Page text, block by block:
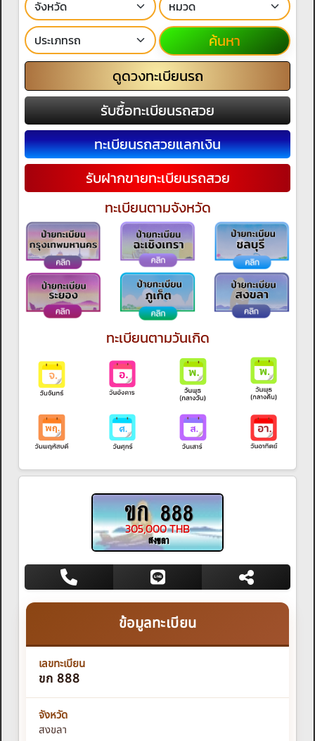
ค้นหา
ดูดวงทะเบียนรถ
รับซื้อทะเบียนรถสวย
ทะเบียนรถสวยแลกเงิน
รับฝากขายทะเบียนรถสวย
ทะเบียนตามจังหวัด
ทะเบียนตามวันเกิด
ขก 888
305,000 THB
สงขลา
ข้อมูลทะเบียน
เลขทะเบียน
ขก 888
จังหวัด
สงขลา